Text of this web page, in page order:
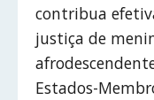
contribua
justiça de
Estados-